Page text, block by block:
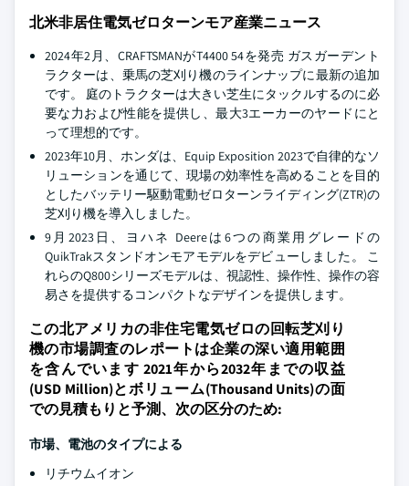
北米非居住電気ゼロターンモア産業ニュース
2024年2月、CRAFTSMANがT4400 54を発売 ガスガーデント
ラクターは、乗馬の芝刈り機のラインナップに最新の追加
です。 庭のトラクターは大きい芝生にタックルするのに必
要な力および性能を提供し、最大3エーカーのヤードにと
って理想的です。
2023年10月、ホンダは、Equip Exposition 2023で自律的なソ
リューションを通じて、現場の効率性を高めることを目的
としたバッテリー駆動電動ゼロターンライディング(ZTR)の
芝刈り機を導入しました。
9月2023日、ヨハネ Deereは6つの商業用グレードの
QuikTrakスタンドオンモアモデルをデビューしました。 こ
れらのQ800シリーズモデルは、視認性、操作性、操作の容
易さを提供するコンパクトなデザインを提供します。
この北アメリカの非住宅電気ゼロの回転芝刈り
機の市場調査のレポートは企業の深い適用範囲
を含んでいます 2021年から2032年までの収益
(USD Million)とボリューム(Thousand Units)の面
での見積もりと予測、次の区分のため:
市場、電池のタイプによる
リチウムイオン